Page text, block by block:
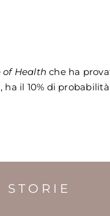
Health che ha
il 10% di
STORIE